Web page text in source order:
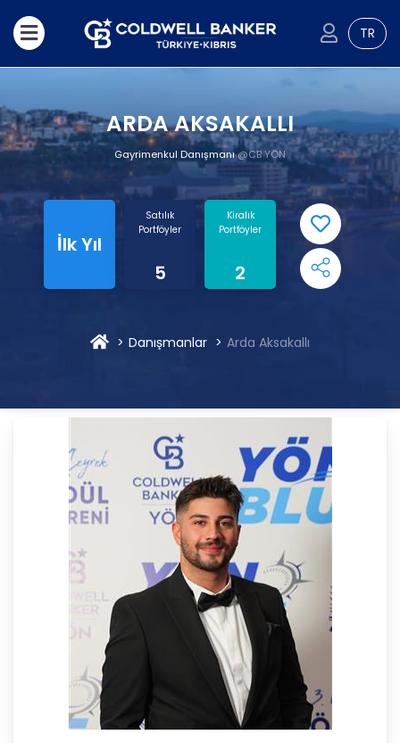
TR
ARDA AKSAKALLI
Gayrimenkul Danışmanı@CB YÖN
İlk Yıl
Satılık
Portföyler
5
Kiralık
Portföyler
2
Danışmanlar Arda Aksakallı